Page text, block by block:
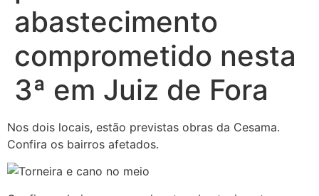
abastecimento
comprometido nesta
3ª em Juiz de Fora
Nos dois locais, estão previstas obras da Cesama.
Confira os bairros afetados.